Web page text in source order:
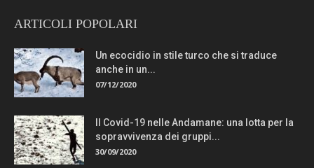
ARTICOLI POPOLARI
Un ecocidio in stile turco che si traduce
anche in un...
07/12/2020
Il Covid-19 nelle Andamane: una lotta per la
sopravvivenza dei gruppi...
30/09/2020